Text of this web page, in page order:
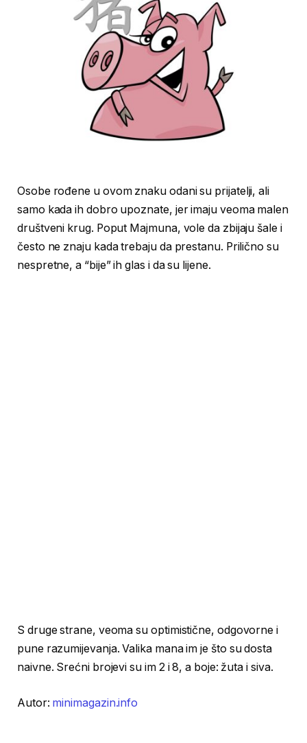
Osobe rođene u ovom znaku odani su prijatelji, ali
samo kada ih dobro upoznate, jer imaju veoma malen
društveni krug. Poput Majmuna, vole da zbijaju šale i
često ne znaju kada trebaju da prestanu. Prilično su
nespretne, a “bije” ih glas i da su lijene.
S druge strane, veoma su optimistične, odgovorne i
pune razumijevanja. Valika mana im je što su dosta
naivne. Srećni brojevi su im 2 i 8, a boje: žuta i siva.
Autor: minimagazin.info